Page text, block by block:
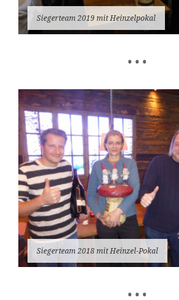
Siegerteam 2019 mit Heinzelpokal
• • •
Siegerteam 2018 mit Heinzel-Pokal
• • •